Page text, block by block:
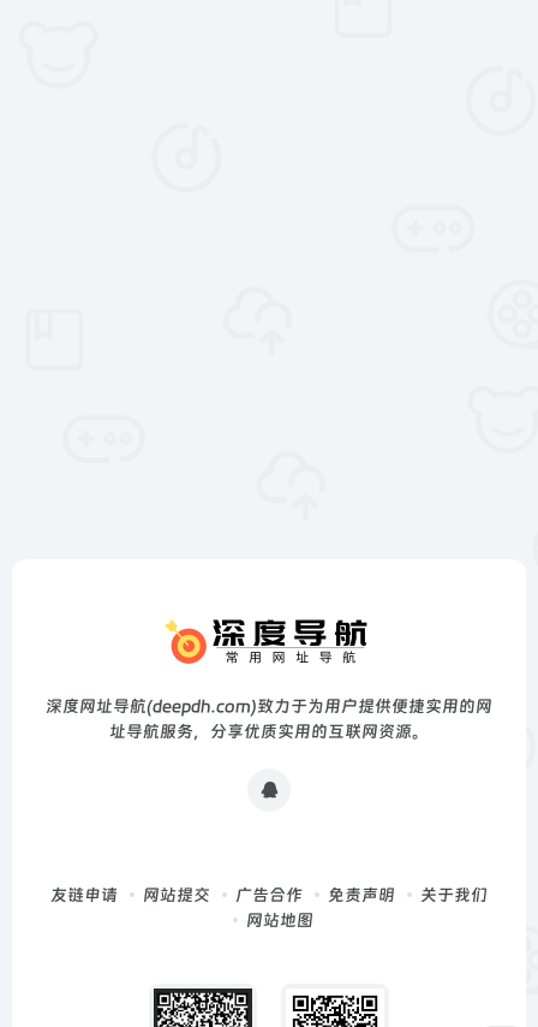
深度网址导航(deepdh.com)致力于为用户提供便捷实用的网
址导航服务，分享优质实用的互联网资源。
友链申请 网站提交 广告合作 免责声明
关于我们
网站地图